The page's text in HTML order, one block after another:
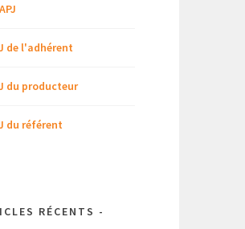
de l'adhérent
du producteur
du référent
RÉCENTS -